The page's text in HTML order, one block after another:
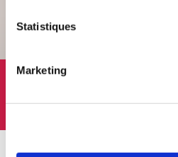
Statistiques
Marketing